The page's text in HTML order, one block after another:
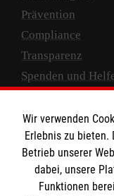
Prävention
Compliance
Transparenz
Spenden und
Empfänger:
IBAN: DE10
BIC: GENODED
Wir verwenden
Erlebnis zu bieten.
Betrieb unserer
dabei, unsere
Funktionen